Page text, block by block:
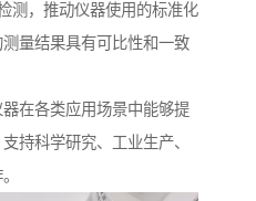
测，推动仪器使用的标准化
量结果具有可比性和一致
在各类应用场景中能够提
持科学研究、工业生产、